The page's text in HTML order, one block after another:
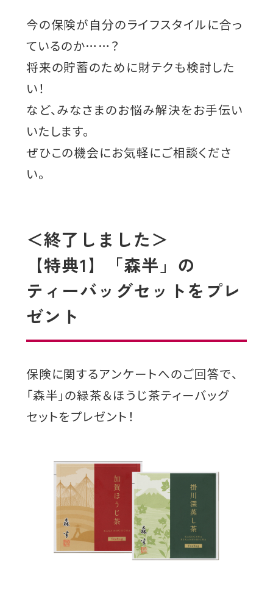
す
今の保険が自分のライフスタイルに合っ
ているのか……？
将来の貯蓄のために財テクも検討した
い！
など、みなさまのお悩み解決をお手伝い
いたします。
ぜひこの機会にお気軽にご相談くださ
い。
＜終了しました＞
【特典1】「森半」の
ティーバッグセットをプレ
ゼント
保険に関するアンケートへのご回答で、
「森半」の緑茶＆ほうじ茶ティーバッグ
セットをプレゼント！